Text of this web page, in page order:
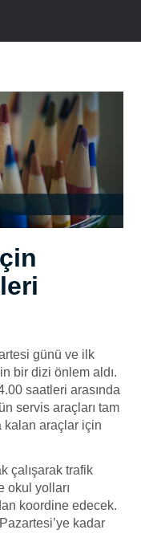
günü ve ilk
bir dizi önlem aldı.
saatleri arasında
servis araçları tam
kalan araçlar için
çalışarak trafik
okul yolları
koordine edecek.
kadar